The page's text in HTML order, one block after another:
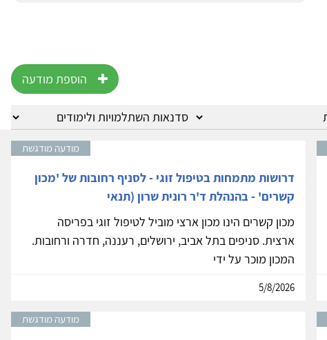
הוספת מודעה
מודעה מודגשת
דרושות מתמחות בטיפול זוגי - לסניף רחובות של 'מכון
קשרים' - בהנהלת ד'ר רונית שרון (תנאי
מכון קשרים הינו מכון ארצי מוביל לטיפול זוגי בפריסה
ארצית. סניפים בתל אביב, ירושלים, רעננה, חדרה ורחובות.
המכון מוכר על ידי
5/8/2026
מודעה מודגשת